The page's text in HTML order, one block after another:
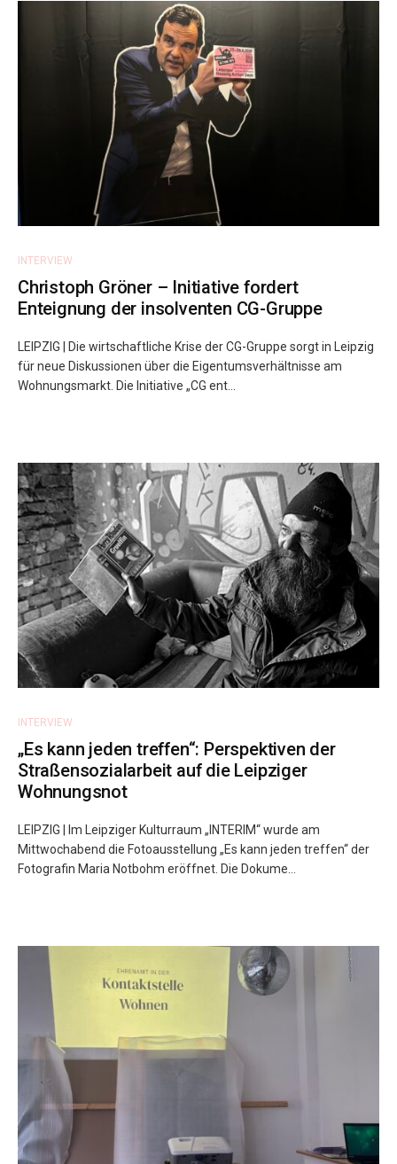
INTERVIEW
Christoph Gröner – Initiative fordert
Enteignung der insolventen CG-Gruppe
LEIPZIG | Die wirtschaftliche Krise der CG-Gruppe sorgt in Leipzig
für neue Diskussionen über die Eigentumsverhältnisse am
Wohnungsmarkt. Die Initiative „CG ent...
INTERVIEW
„Es kann jeden treffen“: Perspektiven der
Straßensozialarbeit auf die Leipziger
Wohnungsnot
LEIPZIG | Im Leipziger Kulturraum „INTERIM“ wurde am
Mittwochabend die Fotoausstellung „Es kann jeden treffen“ der
Fotografin Maria Notbohm eröffnet. Die Dokume...